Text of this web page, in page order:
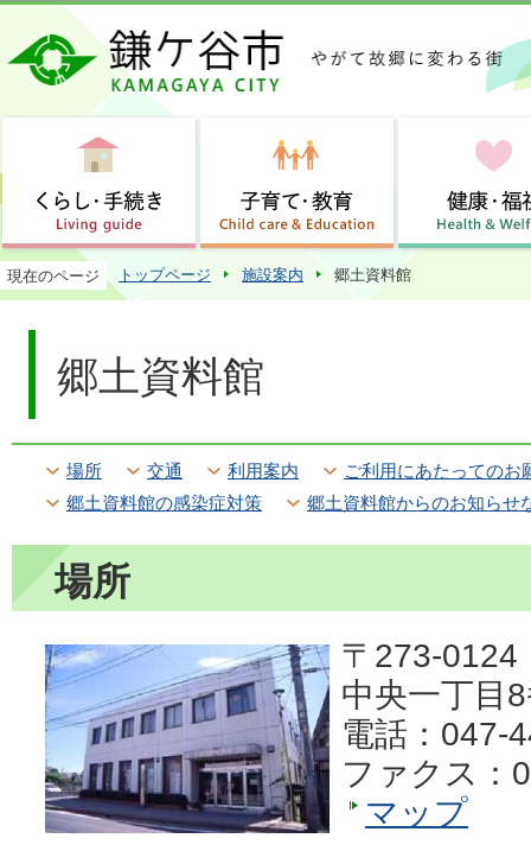
この
現在のページ トップページ 施設案内 郷土資料館
郷土資料館
場所 交通 利用案内
ご利用にあたってのお
郷土資料館の感染症対策
郷土資料館からのお知らせ
場所
〒273-0124
中央一丁目
電話：047-
ファクス：
マップ